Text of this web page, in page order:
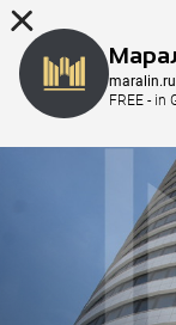
maralin.ru
FREE - in